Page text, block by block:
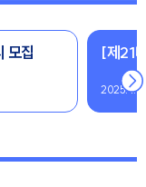
모집 [제21
2025. 1. 6